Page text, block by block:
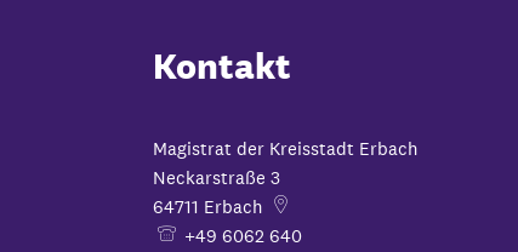
Kontakt
Magistrat der Kreisstadt Erbach
Neckarstraße 3
64711 Erbach
+49 6062 640